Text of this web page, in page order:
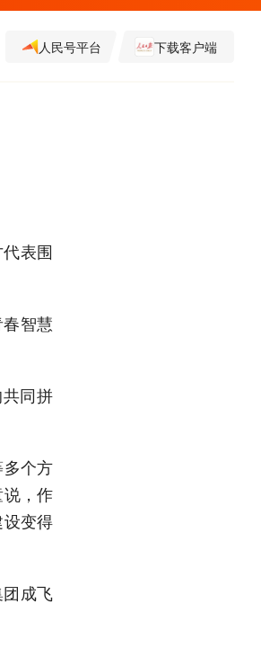
人民号平台 下载客户端
表围
智慧
同拼
个方
说，作
变得
成飞